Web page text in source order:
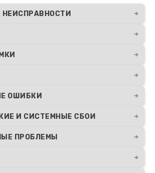
ОШИБКИ
И СИСТЕМНЫЕ СБОИ
ПРОБЛЕМЫ